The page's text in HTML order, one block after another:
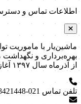
اطلاعات تماس و
ماشین‌یار با ماموریت
بهره‌برداری و
از آذرماه سال ۱۳۹۷ آغاز کرد.
تلفن تماس 021-28421448